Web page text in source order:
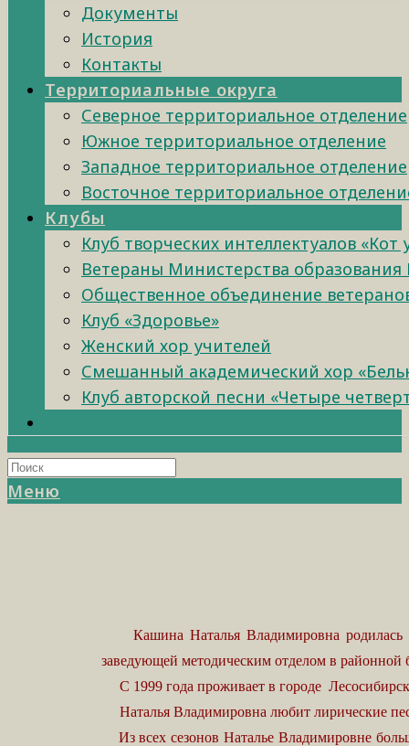
Документы
История
Контакты
Территориальные округа
Северное территориальное отделение
Южное территориальное отделение
Западное территориальное отделение
Восточное территориальное
Клубы
Клуб творческих интеллектуалов «Кот
Ветераны Министерства образования
Общественное объединение
Клуб «Здоровье»
Женский хор учителей
Смешанный академический хор
Клуб авторской песни «Четыре
Меню
Кашина Наталья Владимировна родилась в
заведующей методическим отделом в районной
С 1999 года проживает в городе
Наталья Владимировна любит лирические
Из всех сезонов Наталье Владимировне